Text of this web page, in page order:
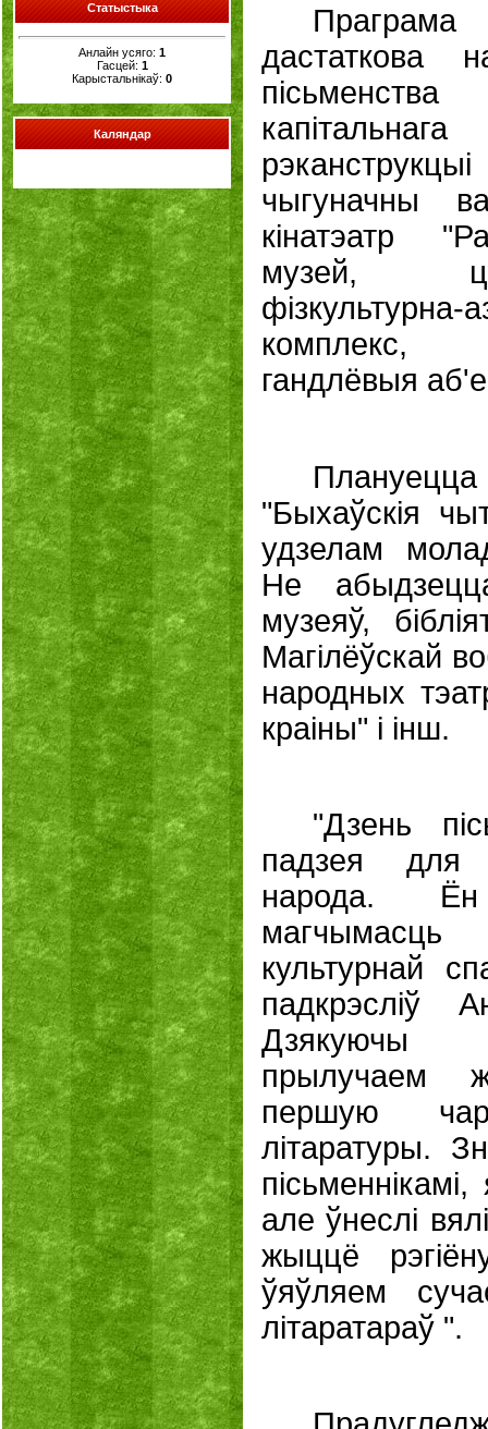
Cтатыстыка
Анлайн усяго: 1
Гасцей: 1
Карыстальнікаў: 0
Каляндар
дастаткова
чыгуначны
кінатэатр
музей,
фізкультурна-
комплекс,
гандлёвыя
"Быхаўскія
удзелам
Не
музеяў,
Магілёўскай
народных
краіны" і інш.
"Дзень
падзея для
народа.
магчымасць
культурнай
падкрэсліў
прылучаем
першую
літаратуры.
але ўнеслі
жыццё
ўяўляем
літаратараў ".